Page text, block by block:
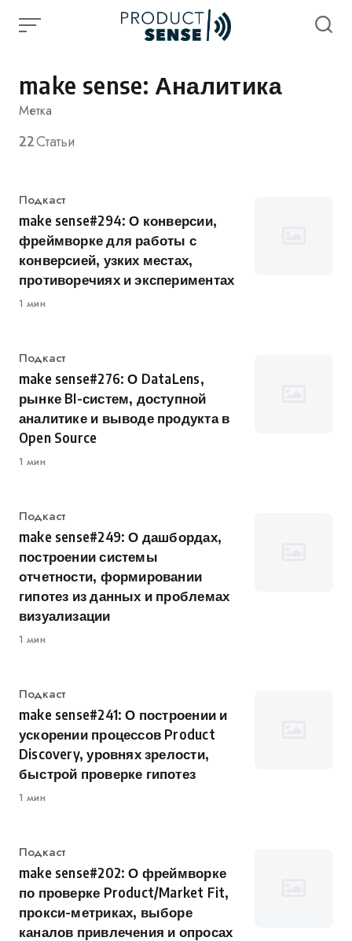
make sense: Аналитика
Метка
22Статьи
Категория
Подкаст
make sense#294: О конверсии,
фреймворке для работы с
конверсией, узких местах,
противоречиях и экспериментах
1 мин
Категория
Подкаст
make sense#276: О DataLens,
рынке BI-систем, доступной
аналитике и выводе продукта в
Open Source
1 мин
Категория
Подкаст
make sense#249: О дашбордах,
построении системы
отчетности, формировании
гипотез из данных и проблемах
визуализации
1 мин
Категория
Подкаст
make sense#241: О построении и
ускорении процессов Product
Discovery, уровнях зрелости,
быстрой проверке гипотез
1 мин
Категория
Подкаст
make sense#202: О фреймворке
по проверке Product/Market Fit,
прокси-метриках, выборе
каналов привлечения и опросах